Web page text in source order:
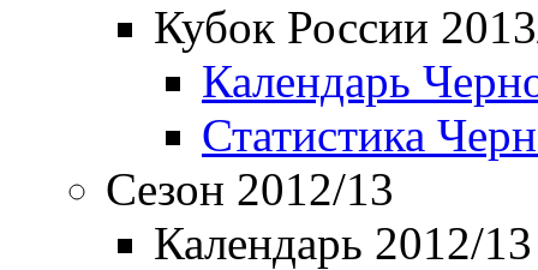
Кубок России
Календарь
Статистика
Сезон 2012/13
Календарь 2012/13